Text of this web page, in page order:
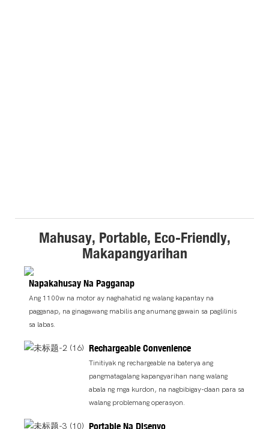
Mahusay, Portable, Eco-Friendly,
Makapangyarihan
Napakahusay Na Pagganap
Ang 1100w na motor ay naghahatid ng walang kapantay na
pagganap, na ginagawang mabilis ang anumang gawain sa paglilinis
sa labas.
Rechargeable Convenience
Tinitiyak ng rechargeable na baterya ang
pangmatagalang kapangyarihan nang walang
abala ng mga kurdon, na nagbibigay-daan para sa
walang problemang operasyon.
Portable Na Disenyo